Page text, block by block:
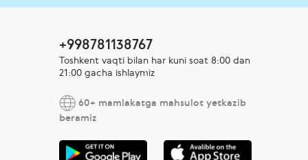
+998781138767
Toshkent vaqti bilan har kuni soat 8:00 dan
21:00 gacha ishlaymiz
60+ mamlakatga mahsulot yetkazib
beramiz